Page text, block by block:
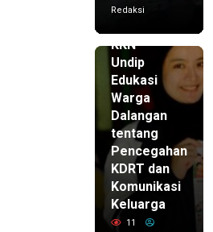
Redaksi
KKN
Undip
Edukasi
Warga
Dalangan
tentang
Pencegahan
KDRT dan
Komunikasi
Keluarga
11